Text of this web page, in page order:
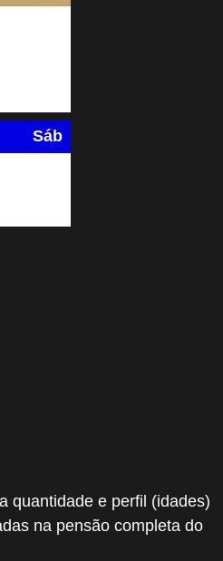
Sáb
quantidade e perfil (idades)
na pensão completa do